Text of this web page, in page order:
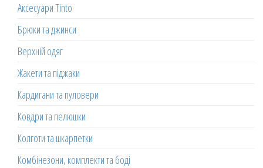
Аксесуари Tinto
Брюки та джинси
Верхній одяг
Жакети та піджаки
Кардигани та пуловери
Ковдри та пелюшки
Колготи та шкарпетки
Комбінезони, комплекти та боді